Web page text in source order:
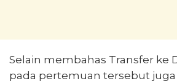
Selain membahas Transfer ke
pada pertemuan tersebut juga